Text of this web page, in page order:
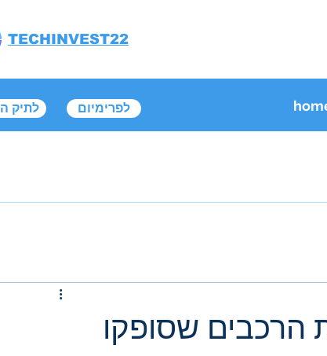
TECHINVEST22
AI -לתיק ה לפרימיום
שסופקו